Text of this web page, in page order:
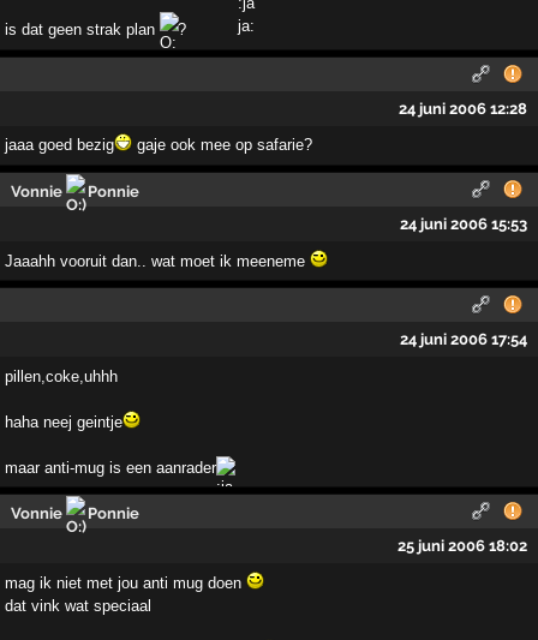
is dat geen strak plan ?
24 juni 2006 12:28
jaaa goed bezig gaje ook mee op safarie?
Vonnie
Ponnie
24 juni 2006 15:53
Jaaahh vooruit dan.. wat moet ik meeneme
24 juni 2006 17:54
pillen,coke,uhhh
haha neej geintje
maar anti-mug is een aanrader
Vonnie
Ponnie
25 juni 2006 18:02
mag ik niet met jou anti mug doen
dat vink wat speciaal